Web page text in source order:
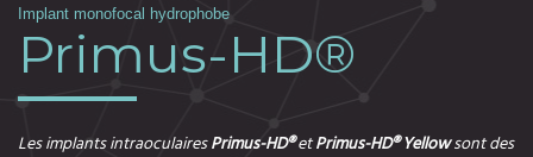
Implant monofocal hydrophobe
Primus-HD®
Les implants intraoculairesPrimus-HD®etPrimus-HD® Yellowsont des